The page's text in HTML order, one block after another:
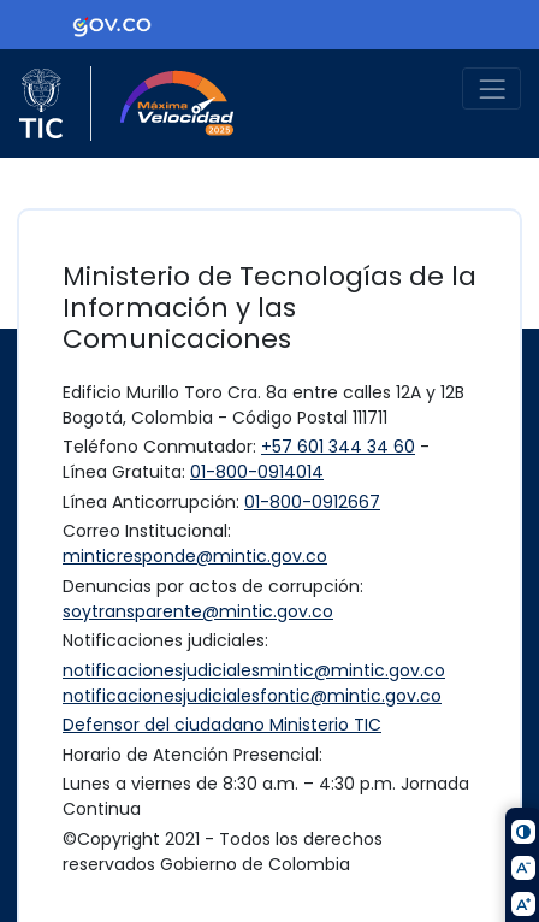
Ir al contenido principalLogo Gobierno de Colombia
Logo del Ministerio TIC
Ministerio de Tecnologías de la
Información y las
Comunicaciones
Edificio Murillo Toro Cra. 8a entre calles 12A y 12B
Bogotá, Colombia - Código Postal 111711
Teléfono Conmutador: +57 601 344 34 60 -
Línea Gratuita: 01-800-0914014
Línea Anticorrupción: 01-800-0912667
Correo Institucional:
minticresponde@mintic.gov.co
Denuncias por actos de corrupción:
soytransparente@mintic.gov.co
Notificaciones judiciales:
notificacionesjudicialesmintic@mintic.gov.co
notificacionesjudicialesfontic@mintic.gov.co
Defensor del ciudadano Ministerio TIC
Horario de Atención Presencial:
Lunes a viernes de 8:30 a.m. – 4:30 p.m. Jornada
Continua
©Copyright 2021 - Todos los derechos
reservados Gobierno de Colombia